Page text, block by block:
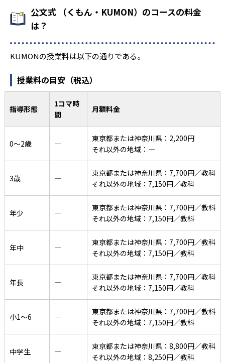
公文式 （くもん・KUMON）のコースの料金
は？
KUMONの授業料は以下の通りである。
授業料の目安（税込）
指導形態
1コマ時
間
月額料金
0〜2歳 ―
東京都または神奈川県：2,200円
それ以外の地域：―
3歳 ―
東京都または神奈川県：7,700円／教科
それ以外の地域：7,150円／教科
年少 ―
東京都または神奈川県：7,700円／教科
それ以外の地域：7,150円／教科
年中 ―
東京都または神奈川県：7,700円／教科
それ以外の地域：7,150円／教科
年長 ―
東京都または神奈川県：7,700円／教科
それ以外の地域：7,150円／教科
小1〜6 ―
東京都または神奈川県：7,700円／教科
それ以外の地域：7,150円／教科
中学生 ―
東京都または神奈川県：8,800円／教科
それ以外の地域：8,250円／教科